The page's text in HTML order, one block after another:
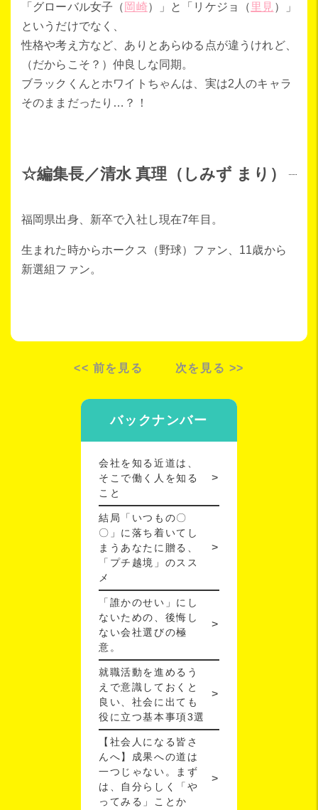
「グローバル女子（ 岡崎）」と「リケジョ（ 里見 ）」
というだけでなく、
性格や考え方など、ありとあらゆる点が違うけれど、
（だからこそ？）仲良しな同期。
ブラックくんとホワイトちゃんは、実は2人のキャラ
そのままだったり…？！
☆編集長／清水 真理（しみず まり）
福岡県出身、新卒で入社し現在7年目。
生まれた時からホークス（野球）ファン、11歳から
新選組ファン。
<< 前を見る 次を見る >>
バックナンバー
会社を知る近道は、
そこで働く人を知る
こと
結局「いつもの〇
〇」に落ち着いてし
まうあなたに贈る、
「プチ越境」のスス
メ
「誰かのせい」にし
ないための、後悔し
ない会社選びの極
意。
就職活動を進めるう
えで意識しておくと
良い、社会に出ても
役に立つ基本事項3選
【社会人になる皆さ
んへ】成果への道は
一つじゃない。まず
は、自分らしく「や
ってみる」ことか